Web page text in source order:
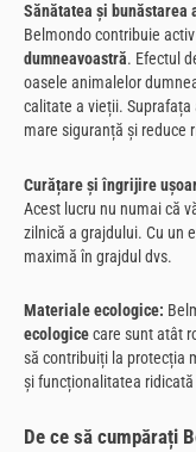
Sănătatea și bunăstarea
Belmondo contribuie
dumneavoastră. Efectul
oasele animalelor
calitate a vieții.
mare siguranță și reduce
Curățare și îngrijire
Acest lucru nu numai că
zilnică a grajdului. Cu un
maximă în grajdul dvs.
Materiale ecologice:
ecologicecare sunt atât
să contribuiți la protecția
și funcționalitatea ridicată
De ce să cumpărați